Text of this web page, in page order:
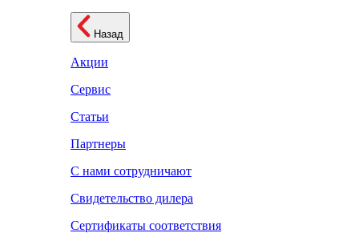
Назад
Акции
Сервис
Статьи
Партнеры
С нами сотрудничают
Свидетельство дилера
Сертификаты соответствия